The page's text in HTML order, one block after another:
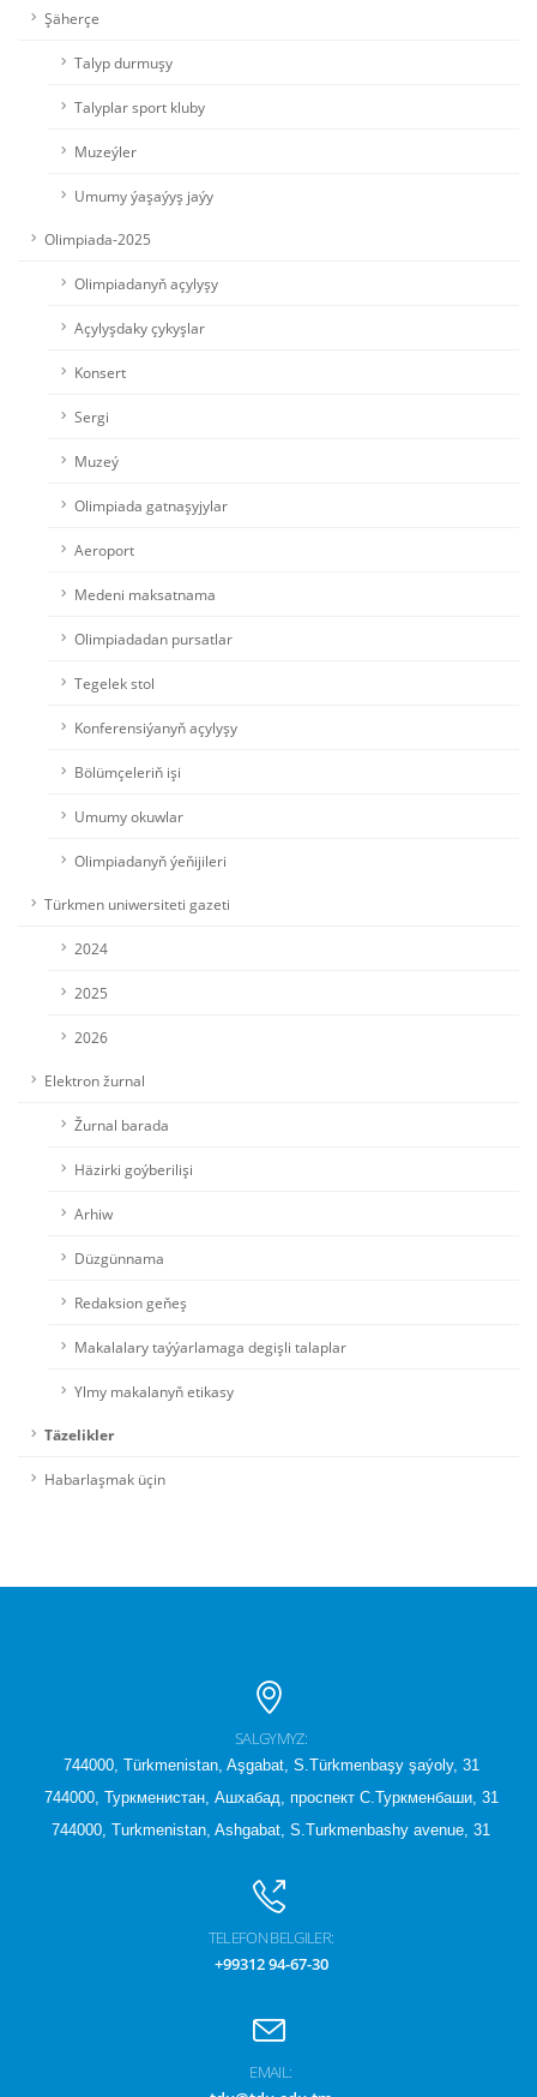
Şäherçe
Talyp durmuşy
Talyplar sport kluby
Muzeýler
Umumy ýaşaýyş jaýy
Olimpiada-2025
Olimpiadanyň açylyşy
Açylyşdaky çykyşlar
Konsert
Sergi
Muzeý
Olimpiada gatnaşyjylar
Aeroport
Medeni maksatnama
Olimpiadadan pursatlar
Tegelek stol
Konferensiýanyň açylyşy
Bölümçeleriň işi
Umumy okuwlar
Olimpiadanyň ýeňijileri
Türkmen uniwersiteti gazeti
2024
2025
2026
Elektron žurnal
Žurnal barada
Häzirki goýberilişi
Arhiw
Düzgünnama
Redaksion geňeş
Makalalary taýýarlamaga degişli talaplar
Ylmy makalanyň etikasy
Täzelikler
Habarlaşmak üçin
SALGYMYZ:
744000, Türkmenistan, Aşgabat, S.Türkmenbaşy şaýoly, 31
744000, Туркменистан, Ашхабад, проспект С.Туркменбаши, 31
744000, Turkmenistan, Ashgabat, S.Turkmenbashy avenue, 31
TELEFON BELGILER:
+99312 94-67-30
EMAIL: